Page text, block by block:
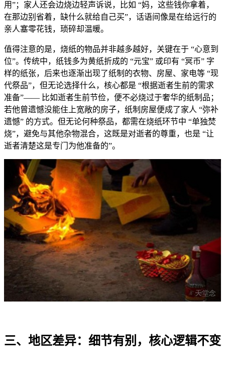
用”；家人还会边烧边轻声诉说，比如 “妈，这些钱你拿着，
在那边别省着，缺什么就给自己买”，话语间像是在给远行的
亲人塞零花钱，琐碎却温暖。
值得注意的是，烧纸的物品并非越多越好，关键在于 “心意到
位”。传统中，纸钱多为黄纸折成的 “元宝” 或印有 “冥币” 字
样的纸张，后来也逐渐出现了纸制的衣物、房屋、家电等 “现
代祭品”，但无论选择什么，核心都是 “根据逝者生前的需求
准备”—— 比如逝者生前节俭，便不必烧过于奢华的纸制品；
若他曾遗憾没能住上宽敞的房子，纸制房屋便成了家人 “弥补
遗憾” 的方式。但无论何种祭品，都需在烧纸环节中 “单独焚
烧”，避免与其他杂物混合，这既是对逝者的尊重，也是 “让
逝者清楚这是专门为他准备的”。
三、地区差异：细节有别，核心逻辑不变